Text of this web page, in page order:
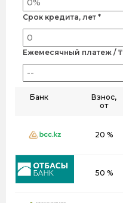
Срок кредита, лет *
Ежемесячный платеж / ₸
Банк
Взнос,
от
20 %
50 %